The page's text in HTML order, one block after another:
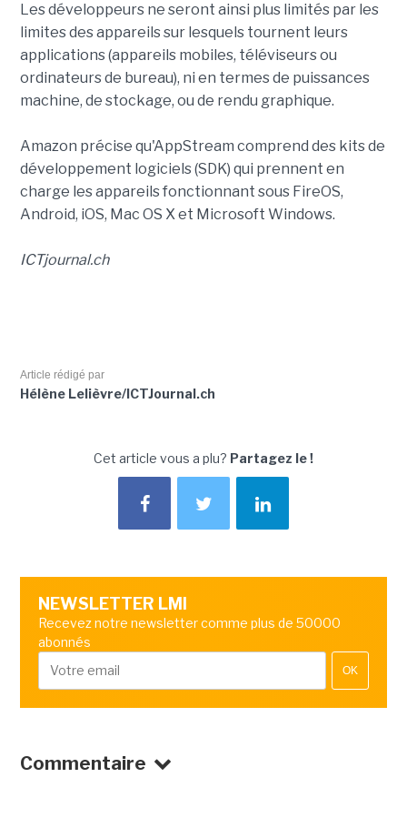
Les développeurs ne seront ainsi plus limités par les
limites des appareils sur lesquels tournent leurs
applications (appareils mobiles, téléviseurs ou
ordinateurs de bureau), ni en termes de puissances
machine, de stockage, ou de rendu graphique.
Amazon précise qu'AppStream comprend des kits de
développement logiciels (SDK) qui prennent en
charge les appareils fonctionnant sous FireOS,
Android, iOS, Mac OS X et Microsoft Windows.
ICTjournal.ch
Article rédigé par
Hélène Lelièvre/ICTJournal.ch
Cet article vous a plu? Partagez le !
NEWSLETTER LMI
Recevez notre newsletter comme plus de 50000
abonnés
OK
Commentaire